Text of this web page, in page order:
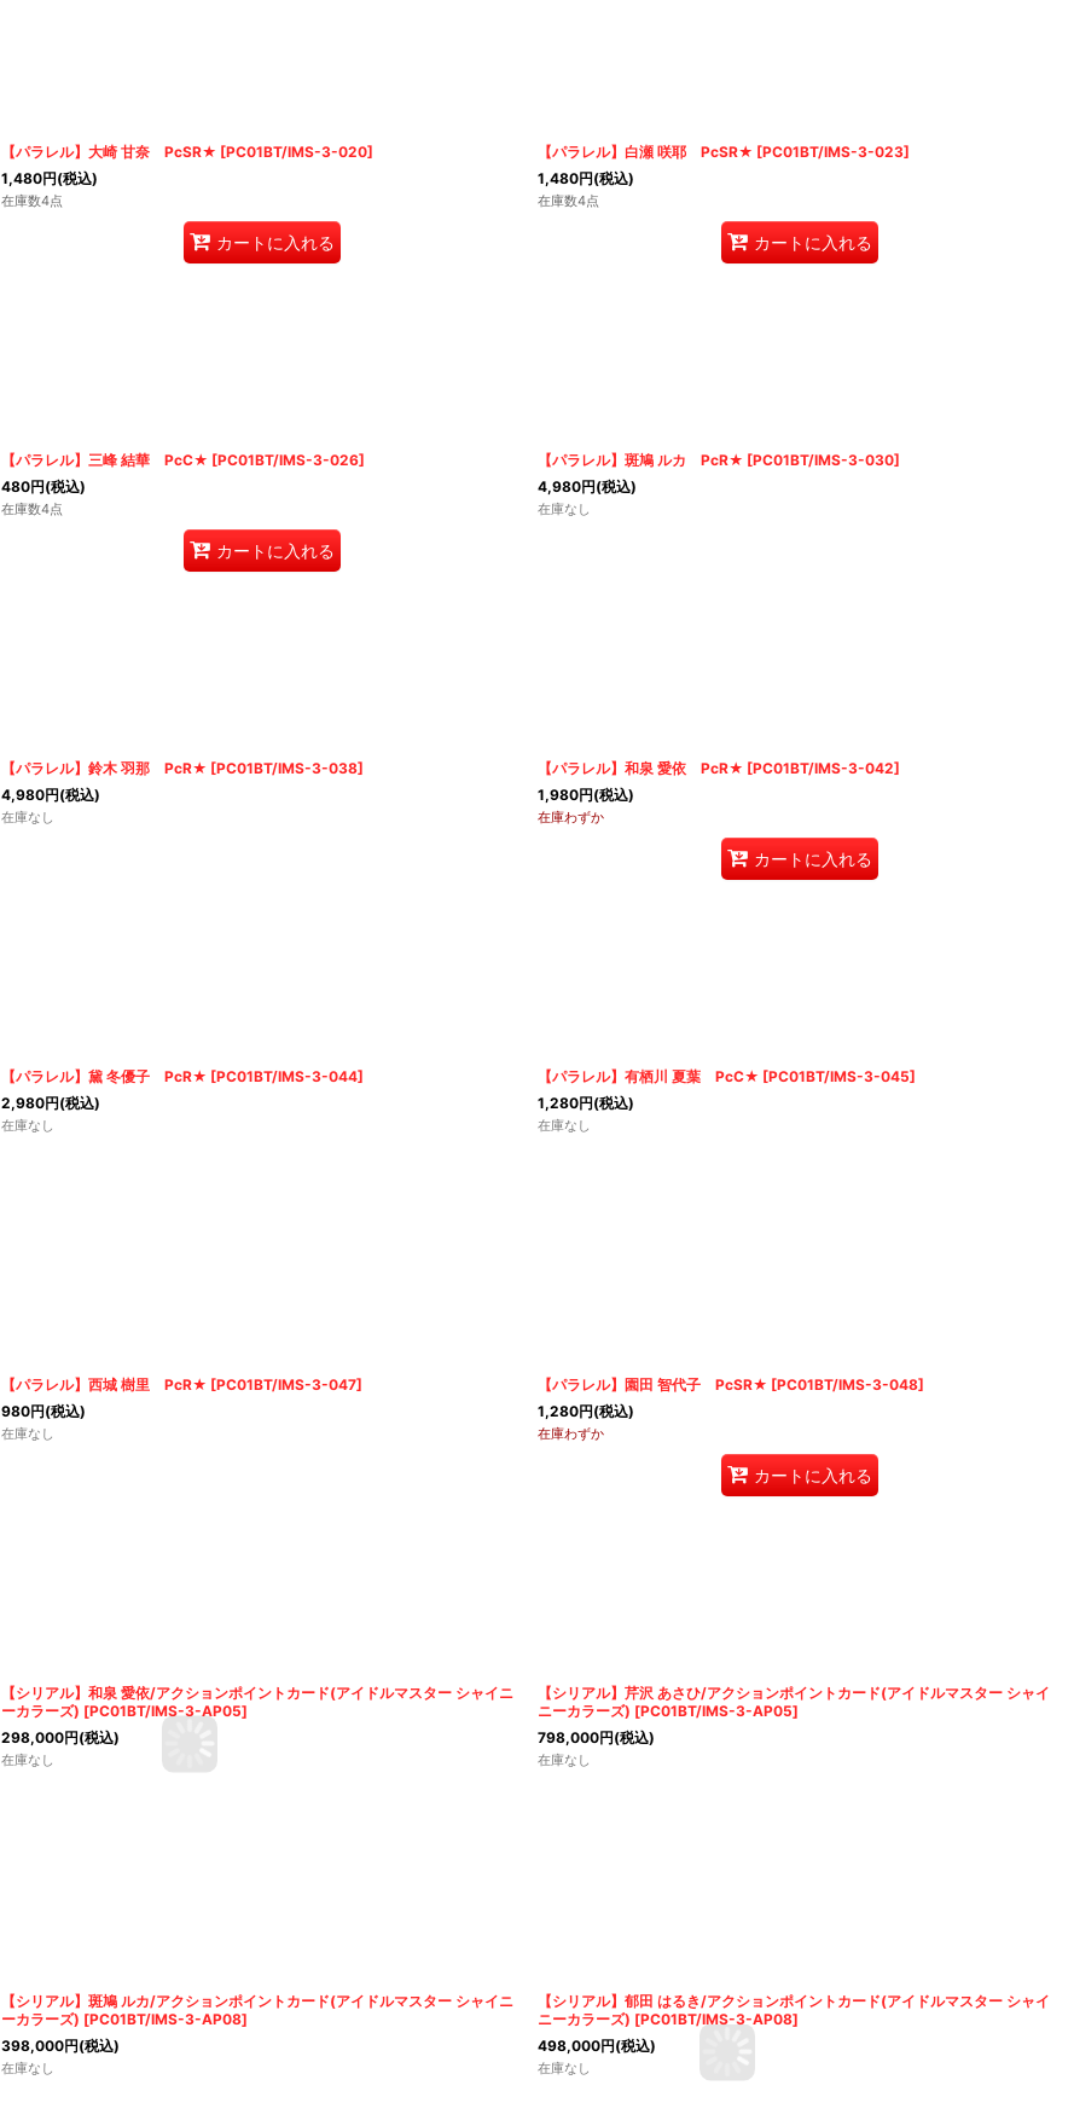
【パラレル】大崎 甘奈 PcSR★ [PC01BT/IMS-3-020]
1,480円(税込)
在庫数4点
カートに入れる
【パラレル】白瀬 咲耶 PcSR★ [PC01BT/IMS-3-023]
1,480円(税込)
在庫数4点
カートに入れる
【パラレル】三峰 結華 PcC★ [PC01BT/IMS-3-026]
480円(税込)
在庫数4点
カートに入れる
【パラレル】斑鳩 ルカ PcR★ [PC01BT/IMS-3-030]
4,980円(税込)
在庫なし
【パラレル】鈴木 羽那 PcR★ [PC01BT/IMS-3-038]
4,980円(税込)
在庫なし
【パラレル】和泉 愛依 PcR★ [PC01BT/IMS-3-042]
1,980円(税込)
在庫わずか
カートに入れる
【パラレル】黛 冬優子 PcR★ [PC01BT/IMS-3-044]
2,980円(税込)
在庫なし
【パラレル】有栖川 夏葉 PcC★ [PC01BT/IMS-3-045]
1,280円(税込)
在庫なし
【パラレル】西城 樹里 PcR★ [PC01BT/IMS-3-047]
980円(税込)
在庫なし
【パラレル】園田 智代子 PcSR★ [PC01BT/IMS-3-048]
1,280円(税込)
在庫わずか
カートに入れる
【シリアル】和泉 愛依/アクションポイントカード(アイドルマスター シャイニ
ーカラーズ) [PC01BT/IMS-3-AP05]
298,000円(税込)
在庫なし
【シリアル】芹沢 あさひ/アクションポイントカード(アイドルマスター シャイ
ニーカラーズ) [PC01BT/IMS-3-AP05]
798,000円(税込)
在庫なし
【シリアル】斑鳩 ルカ/アクションポイントカード(アイドルマスター シャイニ
ーカラーズ) [PC01BT/IMS-3-AP08]
398,000円(税込)
在庫なし
【シリアル】郁田 はるき/アクションポイントカード(アイドルマスター シャイ
ニーカラーズ) [PC01BT/IMS-3-AP08]
498,000円(税込)
在庫なし